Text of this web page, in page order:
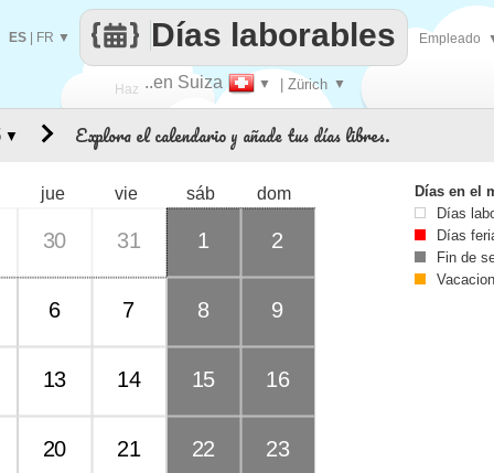
Haz ..en Suiza ▼ | Zürich ▼
Días laborables
ES FR ▼ Empleado
Explora el calendario y añade tus días libres.
jue vie sáb dom
30 31 1 2
6 7 8 9
13 14 15 16
20 21 22 23
▼
Días en el
Días
Días
Fin de